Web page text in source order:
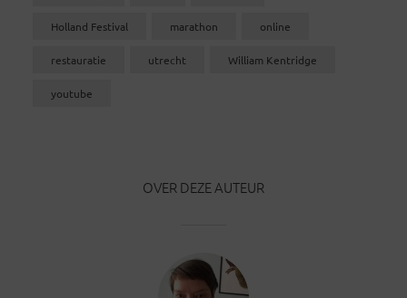
Holland Festival marathon online
restauratie utrecht William Kentridge
youtube
OVER DEZE AUTEUR